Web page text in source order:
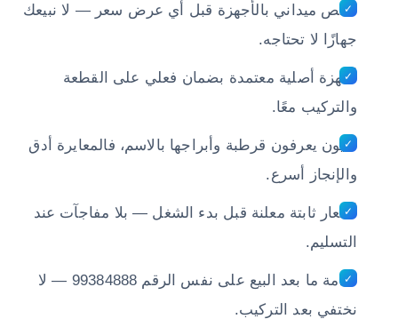
فحص ميداني بالأجهزة قبل أي عرض سعر — لا نبيعك
جهازًا لا تحتاجه.
أجهزة أصلية معتمدة بضمان فعلي على القطعة
والتركيب معًا.
فنيون يعرفون قرطبة وأبراجها بالاسم، فالمعايرة أدق
والإنجاز أسرع.
أسعار ثابتة معلنة قبل بدء الشغل — بلا مفاجآت عند
التسليم.
خدمة ما بعد البيع على نفس الرقم 99384888 — لا
نختفي بعد التركيب.